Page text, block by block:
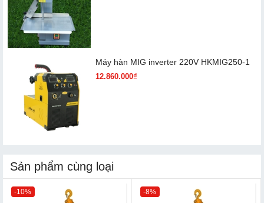
Máy hàn MIG inverter 220V HKMIG250-1
12.860.000₫
Sản phẩm cùng loại
-10% -8%